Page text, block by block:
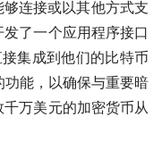
够连接或以其他方式支
了一个应用程序接口
接集成到他们的比特币
功能，以确保与重要暗
万美元的加密货币从